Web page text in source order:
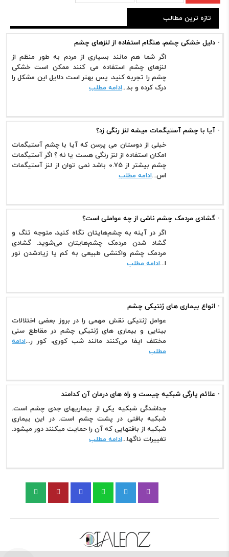
تازه ترین مطالب
- دلیل خشکی چشم، هنگام استفاده از لنزهای چشم
اگر شما هم مانند بسیاری از مردم به طور منظم از
لنزهای چشم استفاده می کنند ممکن است خشکی
چشم را تجربه کنید، پس بهتر است دلایل این مشکل را
درک کرده و بد...ادامه مطلب
- آیا با چشم آستیگمات میشه لنز رنگی زد؟
خیلی از دوستان می پرسن که آیا با چشم آستیگمات
امکان استفاده از لنز رنگی هست یا نه ؟ اگر آستیگمات
چشم بیشتر از 0.75 باشد نمی توان از لنز آستیگمات
اس...ادامه مطلب
- گشادی مردمک چشم ناشی از چه عواملی است؟
اگر در آینه به چشم‌هایتان نگاه کنید، متوجه تنگ و
گشاد شدن مردمک چشم‌هایتان می‌شوید. گشادی
مردمک چشم واکنشی طبیعی به کم یا زیادشدن نور
ا...ادامه مطلب
- انواع بیماری های ژنتیکی چشم
عوامل ژنتیکی نقش مهمی را در بروز بعضی اختلالات
بینایی و بیماری های ژنتیکی چشم در مقاطع سنی
مختلف ایفا می‌کنند مانند شب کوری، کور ر...ادامه
مطلب
- علائم پارگی شبکیه چیست و راه های درمان آن کدامند
جداشدگی شبکیه یکی از بیماریهای جدی چشم است.
شبکیه بافتی در پشت چشم است. در این بیماری
شبکیه از بافتهایی که آن را حمایت میکنند دور میشود.
تغییرات ناگها...ادامه مطلب